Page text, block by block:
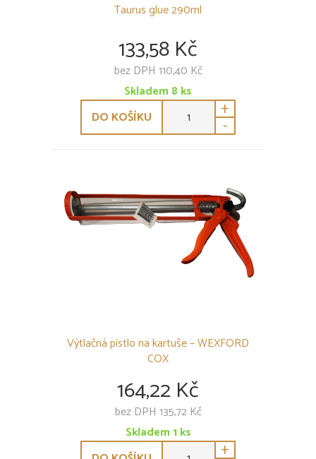
Taurus glue 290ml
133,58 Kč
bez DPH 110,40 Kč
Skladem8 ks
DO KOŠÍKU
+
-
Výtlačná pistlo na kartuše – WEXFORD
COX
164,22 Kč
bez DPH 135,72 Kč
Skladem1ks
+